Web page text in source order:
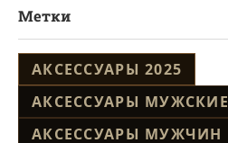
Метки
АКСЕССУАРЫ 2025
АКСЕССУАРЫ МУЖСКИЕ
АКСЕССУАРЫ МУЖЧИН